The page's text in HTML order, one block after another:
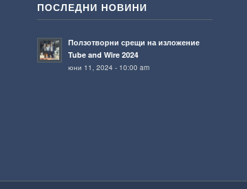
ПОСЛЕДНИ НОВИНИ
Ползотворни срещи на изложение
Tube and Wire 2024
юни 11, 2024 - 10:00 am